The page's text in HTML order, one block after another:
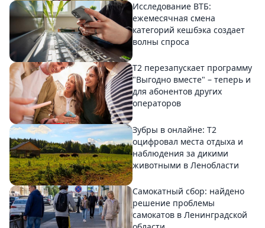
Исследование ВТБ:
ежемесячная смена
категорий кешбэка создает
волны спроса
Т2 перезапускает программу
"Выгодно вместе" – теперь и
для абонентов других
операторов
Зубры в онлайне: Т2
оцифровал места отдыха и
наблюдения за дикими
животными в Ленобласти
Самокатный сбор: найдено
решение проблемы
самокатов в Ленинградской